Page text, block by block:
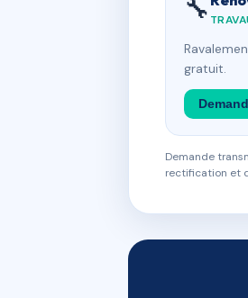
🔧
gratuit.
Demande
rectification et